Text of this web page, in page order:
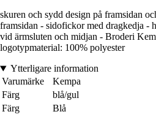
skuren och sydd design på framsidan
framsidan - sidofickor med dragkedja -
vid ärmsluten och midjan - Broderi
logotypmaterial: 100% polyester
Ytterligare information
Varumärke
Kempa
Färg
blå/gul
Färg
Blå